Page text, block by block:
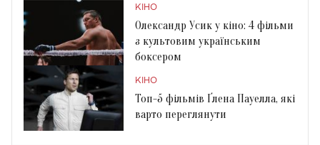
КІНО
Олександр Усик у кіно: 4 фільми
з культовим українським
боксером
КІНО
Топ-5 фільмів Ґлена Пауелла, які
варто переглянути